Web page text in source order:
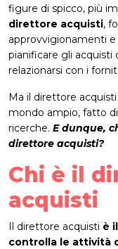
figure di spicco, più
direttore acquisti,
approvvigionamenti e
pianificare gli acquisti
relazionarsi con i
Ma il direttore
mondo ampio, fatto
ricerche. E dunque,
direttore acquisti?
Chi è il
acquisti
Il direttore acquisti è
controlla le attività